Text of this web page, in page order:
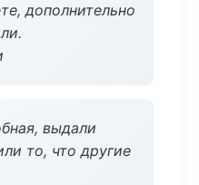
дополнительно
выдали
то, что другие